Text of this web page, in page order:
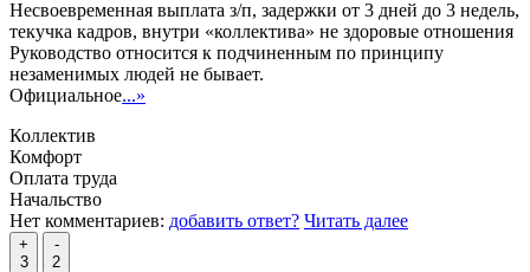
Несвоевременная выплата з/п, задержки от 3 дней до 3 недель,
текучка кадров, внутри «коллектива» не здоровые отношения
Руководство относится к подчиненным по принципу
незаменимых людей не бывает.
Официальное...»
Коллектив
Комфорт
Оплата труда
Начальство
Нет комментариев: добавить ответ? Читать далее
+
3
-
2